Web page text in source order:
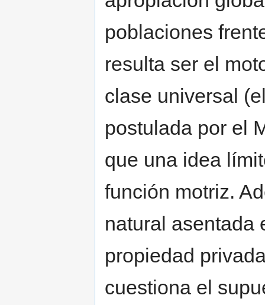
poblaciones
resulta ser el
clase universal
postulada por el
que una idea
función motriz.
natural asentada
propiedad
cuestiona el